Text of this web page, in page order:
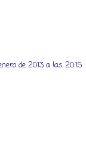
de 2013 a las 20:15